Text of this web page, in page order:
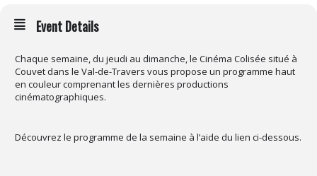
Event Details
Chaque semaine, du jeudi au dimanche, le Cinéma Colisée situé à
Couvet dans le Val-de-Travers vous propose un programme haut
en couleur comprenant les dernières productions
cinématographiques.
Découvrez le programme de la semaine à l’aide du lien ci-dessous.